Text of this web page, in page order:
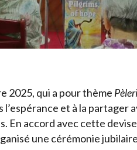
2025, qui a pour thème
l’espérance et à la partager
En accord avec cette
une cérémonie